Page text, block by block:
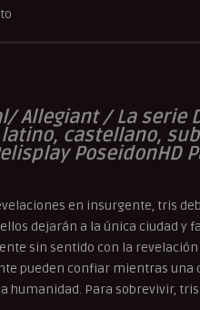
Allegiant / La serie
castellano,
PoseidonHD
en insurgente, tris
dejarán a la única ciudad y
sin sentido con la
pueden confiar mientras una
humanidad. Para sobrevivir,